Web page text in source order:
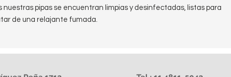
nuestras pipas se encuentran limpias y desinfectadas, listas para
de una relajante fumada.